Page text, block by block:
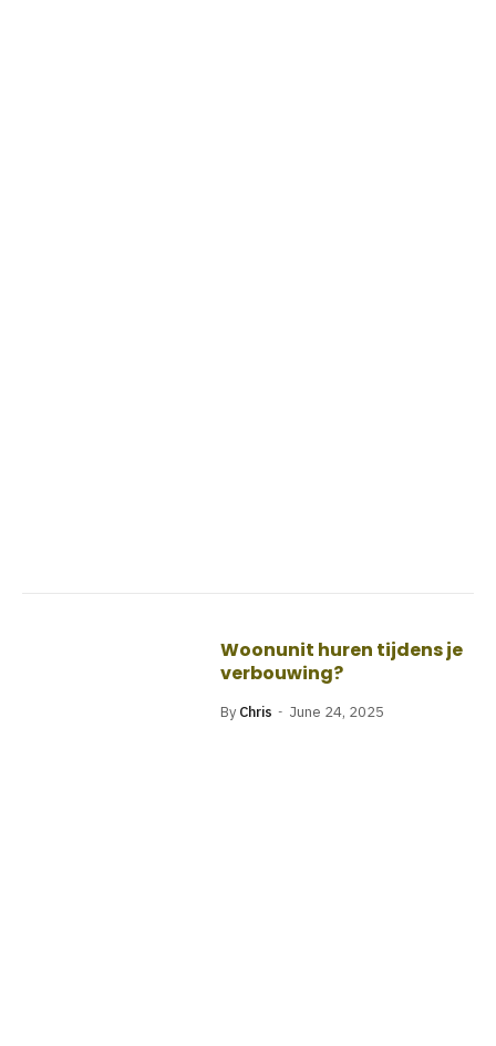
Woonunit huren tijdens je
verbouwing?
By Chris June 24, 2025